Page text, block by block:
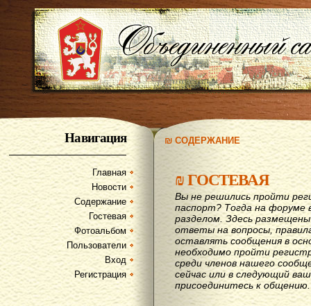
Навигация
Главная
Новости
Содержание
Гостевая
Фотоальбом
Пользователи
Вход
Регистрация
₪ СОДЕРЖАНИЕ
₪ГОСТЕВАЯ
Вы не решились пройти
паспорт? Тогда на форуме
разделом. Здесь
ответы на вопросы,
оставлять сообщения в
необходимо пройти
среди членов нашего
сейчас или в следующий
присоединитесь к общению.